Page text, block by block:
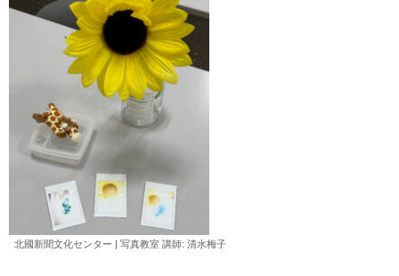
北國新聞文化センター | 写真教室 講師: 清水梅子